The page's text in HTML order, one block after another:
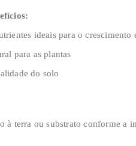
ideais para o
para as plantas
do solo
à terra ou substrato conforme a